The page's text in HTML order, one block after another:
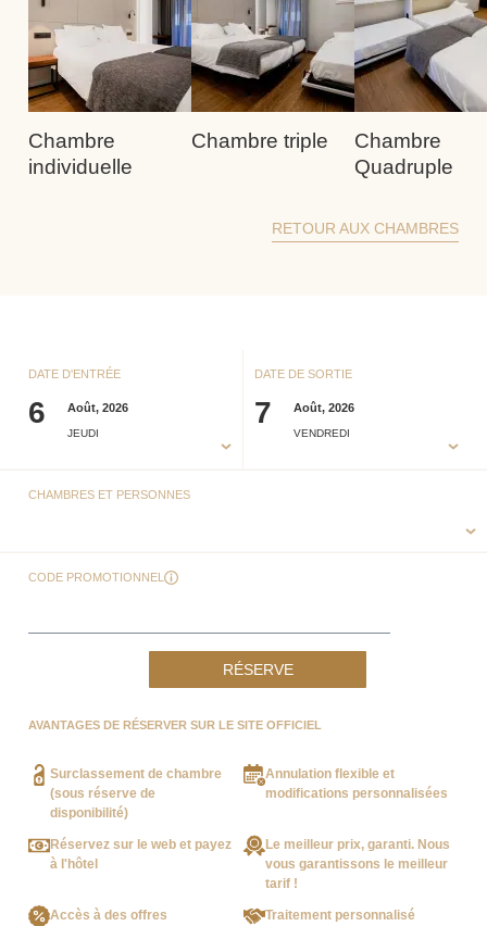
Chambre
individuelle
Chambre triple
Chambre
Quadruple
RETOUR AUX CHAMBRES
DATE D'ENTRÉE
6 Août, 2026
JEUDI
DATE DE SORTIE
7 Août, 2026
VENDREDI
CHAMBRES ET PERSONNES
CODE PROMOTIONNEL
RÉSERVE
AVANTAGES DE RÉSERVER SUR LE SITE OFFICIEL
Surclassement de chambre
(sous réserve de
disponibilité)
Annulation flexible et
modifications personnalisées
Réservez sur le web et payez
à l'hôtel
Le meilleur prix, garanti. Nous
vous garantissons le meilleur
tarif !
Accès à des offres
Traitement personnalisé